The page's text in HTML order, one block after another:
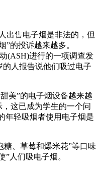
出售电子烟是非法的，但
”的投诉越来越多。
(ASH)进行的一项调查发
的人报告说他们吸过电子
美”的电子烟设备越来越
这已成为学生的一个问
年轻吸烟者使用电子烟是
糖、草莓和爆米花”等口味
”人们吸电子烟。